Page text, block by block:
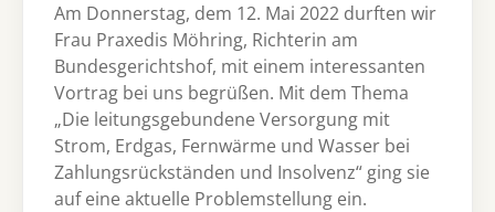
Am Donnerstag, dem 12. Mai 2022 durften wir
Frau Praxedis Möhring, Richterin am
Bundesgerichtshof, mit einem interessanten
Vortrag bei uns begrüßen. Mit dem Thema
„Die leitungsgebundene Versorgung mit
Strom, Erdgas, Fernwärme und Wasser bei
Zahlungsrückständen und Insolvenz“ ging sie
auf eine aktuelle Problemstellung ein.